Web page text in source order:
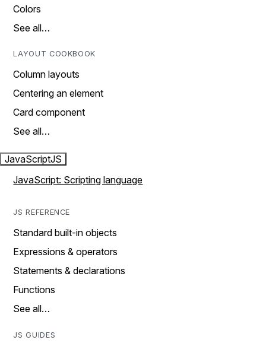
Colors
See all…
LAYOUT COOKBOOK
Column layouts
Centering an element
Card component
See all…
JavaScriptJS
JavaScript: Scripting language
JS REFERENCE
Standard built-in objects
Expressions & operators
Statements & declarations
Functions
See all…
JS GUIDES